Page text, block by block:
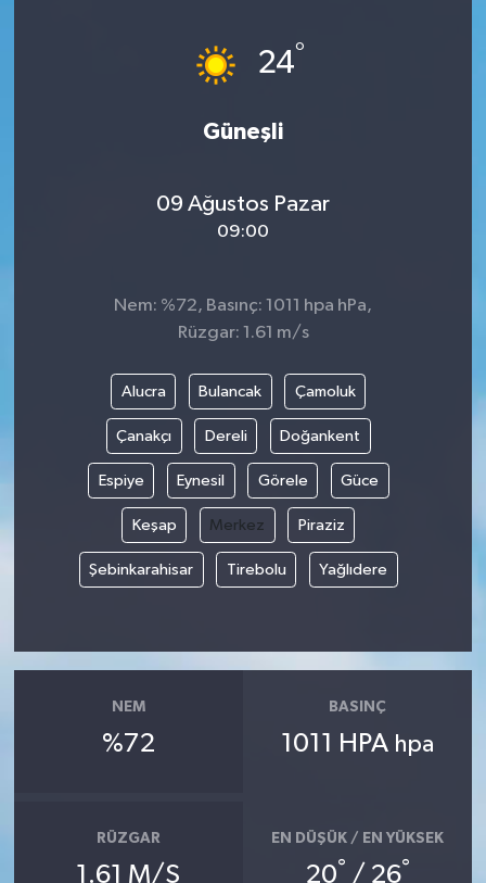
24°
Güneşli
09 Ağustos Pazar
09:00
Nem: %72, Basınç: 1011 hpa hPa,
Rüzgar: 1.61 m/s
Alucra Bulancak Çamoluk
Çanakçı Dereli Doğankent
Espiye Eynesil Görele Güce
Keşap Merkez Piraziz
Şebinkarahisar Tirebolu Yağlıdere
NEM
%72
BASINÇ
1011 HPA hpa
RÜZGAR
1.61 M/S
EN DÜŞÜK / EN YÜKSEK
20° / 26°
POLİTİKA
RESMİ İLANLAR
SAĞLIK
Spor
Tarihi Yapılarımız
Teknoloji
Türkiye